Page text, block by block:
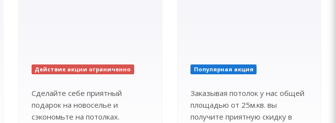
Действие акции ограниченно
Сделайте себе приятный
подарок на новоселье и
сэкономьте на потолках.
Популярная акция
Заказывая потолок у нас общей
площадью от 25м.кв. вы
получите приятную скидку в